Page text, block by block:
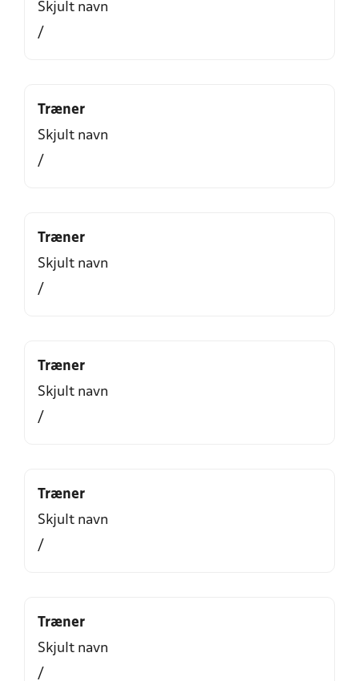
Skjult navn
/
Træner
Skjult navn
/
Træner
Skjult navn
/
Træner
Skjult navn
/
Træner
Skjult navn
/
Træner
Skjult navn
/